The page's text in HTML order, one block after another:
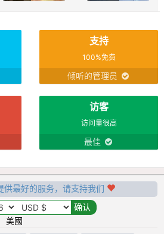
支持
100%免费
倾听的管理员
访客
访问量很高
最佳
供最好的服务，请支持我们
美國